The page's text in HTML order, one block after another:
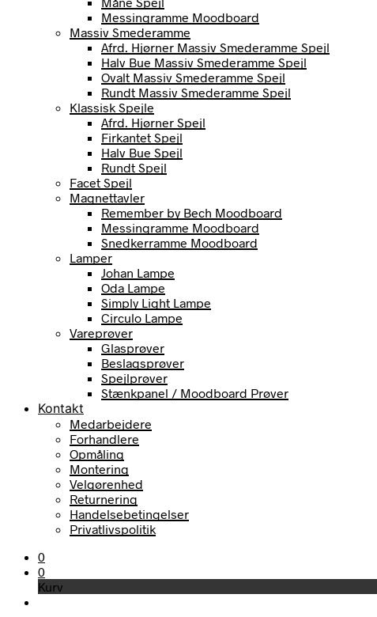
Messingramme Moodboard
Massiv Smederamme
Afrd. Hjørner Massiv Smederamme Spejl
Halv Bue Massiv Smederamme Spejl
Ovalt Massiv Smederamme Spejl
Rundt Massiv Smederamme Spejl
Klassisk Spejle
Afrd. Hjørner Spejl
Firkantet Spejl
Halv Bue Spejl
Rundt Spejl
Facet Spejl
Magnettavler
Remember by Bech Moodboard
Messingramme Moodboard
Snedkerramme Moodboard
Lamper
Johan Lampe
Oda Lampe
Simply Light Lampe
Circulo Lampe
Vareprøver
Glasprøver
Beslagsprøver
Spejlprøver
Stænkpanel / Moodboard Prøver
Kontakt
Medarbejdere
Forhandlere
Opmåling
Montering
Velgørenhed
Returnering
Handelsebetingelser
Privatlivspolitik
0
0
Kurv